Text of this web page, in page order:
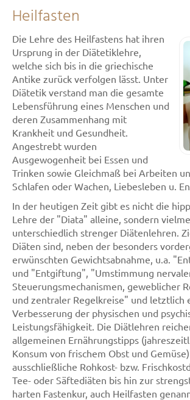
Heilfasten
Die Lehre des Heilfastens hat ihren
Ursprung in der Diätetiklehre,
welche sich bis in die griechische
Antike zurück verfolgen lässt. Unter
Diätetik verstand man die gesamte
Lebensführung eines Menschen und
deren Zusammenhang mit
Krankheit und Gesundheit.
Angestrebt wurden
Ausgewogenheit bei Essen und
Trinken sowie Gleichmaß bei Arbeiten
Schlafen oder Wachen, Liebesleben u.
In der heutigen Zeit gibt es nicht die
Lehre der "Diata" alleine, sondern
unterschiedlich strenger Diätenlehren.
Diäten sind, neben der besonders
erwünschten Gewichtsabnahme, u.a.
und "Entgiftung", "Umstimmung
Steuerungsmechanismen, geweblicher
und zentraler Regelkreise" und letztlich
Verbesserung der physischen und
Leistungsfähigkeit. Die Diätlehren
allgemeinen Ernährungstipps
Konsum von frischem Obst und
ausschließliche Rohkost- bzw.
Tee- oder Säftediäten bis hin zur
harten Fastenkur, auch Heilfasten